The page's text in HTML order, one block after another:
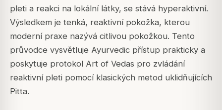
pleti a reakci na lokální látky, se stává hyperaktivní.
Výsledkem je tenká, reaktivní pokožka, kterou
moderní praxe nazývá citlivou pokožkou. Tento
průvodce vysvětluje Ayurvedic přístup prakticky a
poskytuje protokol Art of Vedas pro zvládání
reaktivní pleti pomocí klasických metod uklidňujících
Pitta.